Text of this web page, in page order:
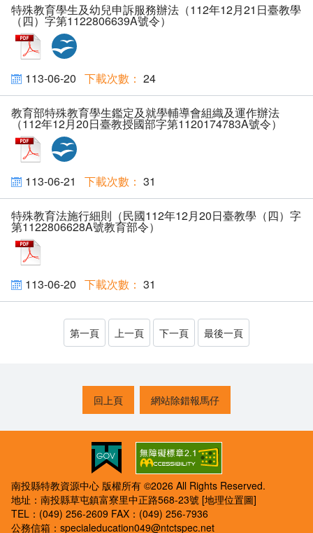
特殊教育學生及幼兒申訴服務辦法（112年12月21日臺教學
（四）字第1122806639A號令）
pdf
113-06-20 24
教育部特殊教育學生鑑定及就學輔導會組織及運作辦法
（112年12月20日臺教授國部字第1120174783A號令）
pdf
113-06-21 31
特殊教育法施行細則（民國112年12月20日臺教學（四）字
第1122806628A號教育部令）
113-06-20 31
第一頁 上一頁 下一頁 最後一頁
回上頁 網站除錯報馬仔
南投縣特教資源中心 版權所有 ©2026 All Rights Reserved.
地址：南投縣草屯鎮富寮里中正路568-23號 [地理位置圖]
TEL：(049) 256-2609 FAX：(049) 256-7936
公務信箱： specialeducation049@ntctspec.net